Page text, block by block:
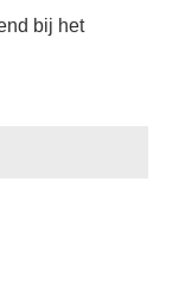
bij het